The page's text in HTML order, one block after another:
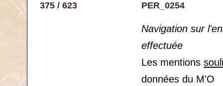
375 / 623 PER_0254
Navigation sur
effectuée
Les mentions
données du M'O